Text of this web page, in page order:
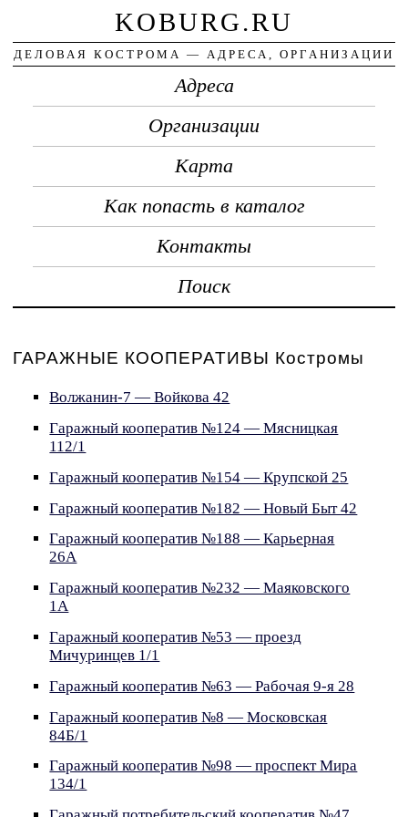
KOBURG.RU
ДЕЛОВАЯ КОСТРОМА — АДРЕСА, ОРГАНИЗАЦИИ
Адреса
Организации
Карта
Как попасть в каталог
Контакты
Поиск
ГАРАЖНЫЕ КООПЕРАТИВЫ Костромы
Волжанин-7 — Войкова 42
Гаражный кооператив №124 — Мясницкая
112/1
Гаражный кооператив №154 — Крупской 25
Гаражный кооператив №182 — Новый Быт 42
Гаражный кооператив №188 — Карьерная
26А
Гаражный кооператив №232 — Маяковского
1А
Гаражный кооператив №53 — проезд
Мичуринцев 1/1
Гаражный кооператив №63 — Рабочая 9-я 28
Гаражный кооператив №8 — Московская
84Б/1
Гаражный кооператив №98 — проспект Мира
134/1